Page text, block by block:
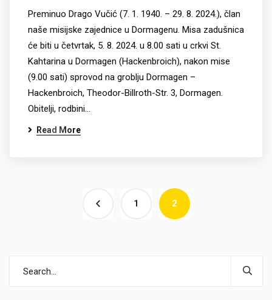
Preminuo Drago Vučić (7. 1. 1940. – 29. 8. 2024.), član
naše misijske zajednice u Dormagenu. Misa zadušnica
će biti u četvrtak, 5. 8. 2024. u 8.00 sati u crkvi St.
Kahtarina u Dormagen (Hackenbroich), nakon mise
(9.00 sati) sprovod na groblju Dormagen –
Hackenbroich, Theodor-Billroth-Str. 3, Dormagen.
Obitelji, rodbini…
Read More
1 2